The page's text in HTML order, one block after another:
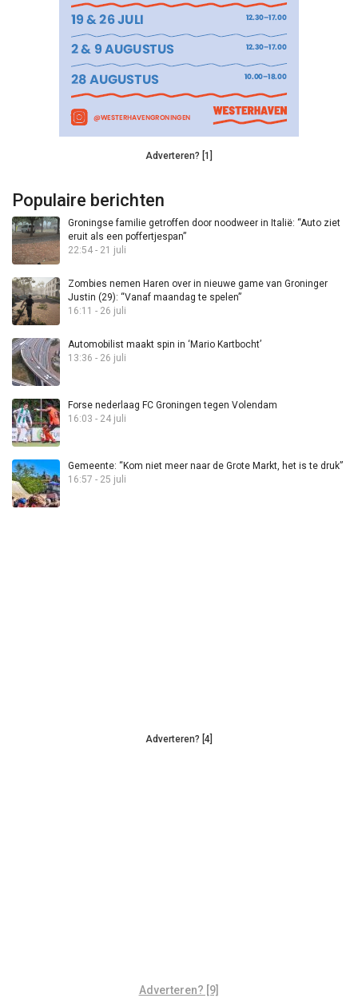
Adverteren? [1]
Populaire berichten
Groningse familie getroffen door noodweer in Italië: “Auto ziet
eruit als een poffertjespan”
22:54 - 21 juli
Zombies nemen Haren over in nieuwe game van Groninger
Justin (29): “Vanaf maandag te spelen”
16:11 - 26 juli
Automobilist maakt spin in ‘Mario Kartbocht’
13:36 - 26 juli
Forse nederlaag FC Groningen tegen Volendam
16:03 - 24 juli
Gemeente: “Kom niet meer naar de Grote Markt, het is te druk”
16:57 - 25 juli
Adverteren? [4]
Adverteren? [9]